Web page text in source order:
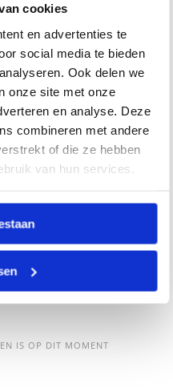
cookies
en advertenties te
social media te bieden
Ook delen we
onze site met onze
en analyse. Deze
combineren met andere
of die ze hebben
van hun services.
IS OP DIT MOMENT